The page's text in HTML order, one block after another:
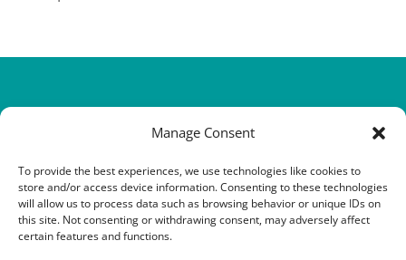
Manage Consent
To provide the best experiences, we use technologies like cookies to
store and/or access device information. Consenting to these technologies
will allow us to process data such as browsing behavior or unique IDs on
this site. Not consenting or withdrawing consent, may adversely affect
certain features and functions.
@Copyright 2016-2026 QHHT Romania